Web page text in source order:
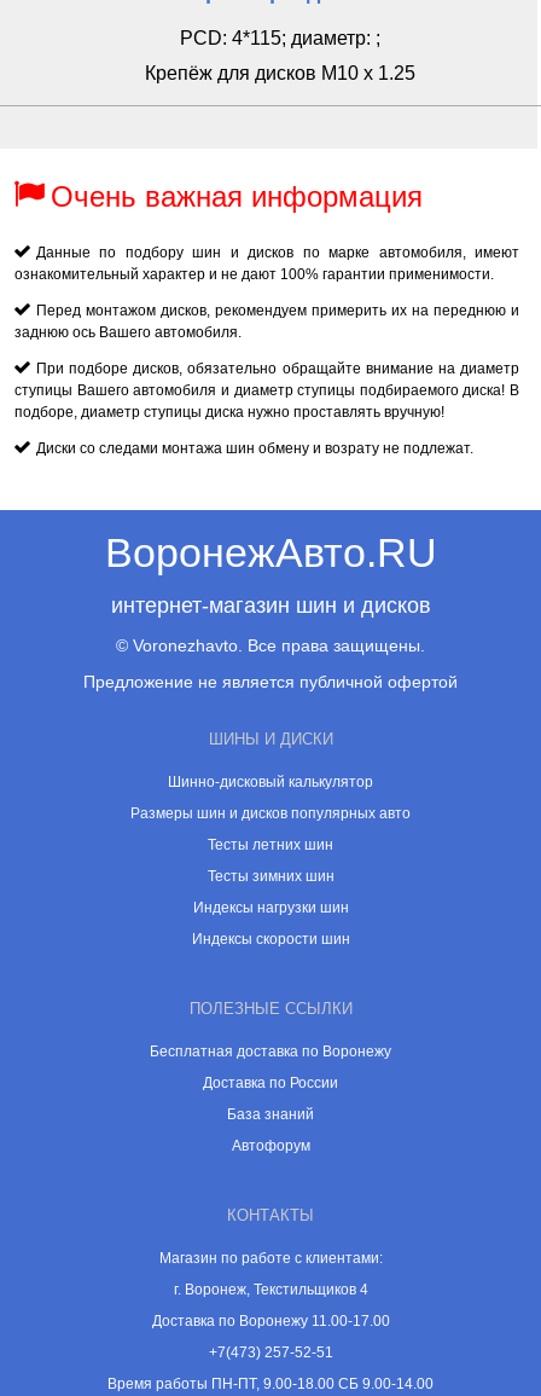
PCD: 4*115; диаметр: ;
Крепёж для дисков M10 x 1.25
Очень важная информация
Данные по подбору шин и дисков по марке автомобиля, имеют
ознакомительный характер и не дают 100% гарантии применимости.
Перед монтажом дисков, рекомендуем примерить их на переднюю и
заднюю ось Вашего автомобиля.
При подборе дисков, обязательно обращайте внимание на диаметр
ступицы Вашего автомобиля и диаметр ступицы подбираемого диска! В
подборе, диаметр ступицы диска нужно проставлять вручную!
Диски со следами монтажа шин обмену и возрату не подлежат.
ВоронежАвто.RU
интернет-магазин шин и дисков
© Voronezhavto. Все права защищены.
Предложение не является публичной офертой
ШИНЫ И ДИСКИ
Шинно-дисковый калькулятор
Размеры шин и дисков популярных авто
Тесты летних шин
Тесты зимних шин
Индексы нагрузки шин
Индексы скорости шин
ПОЛЕЗНЫЕ ССЫЛКИ
Бесплатная доставка по Воронежу
Доставка по России
База знаний
Автофорум
КОНТАКТЫ
Магазин по работе с клиентами:
г. Воронеж, Текстильщиков 4
Доставка по Воронежу 11.00-17.00
+7(473) 257-52-51
Время работы ПН-ПТ, 9.00-18.00 СБ 9.00-14.00